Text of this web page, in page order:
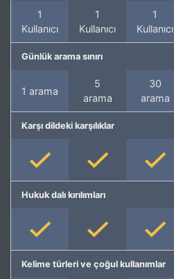
1
Kullanıcı
1
Kullanıcı
1
Kullanıcı
Günlük arama sınırı
1 arama
5
arama
30
arama
Karşı dildeki karşılıklar
Hukuk dalı kırılımları
Kelime türleri ve çoğul kullanımlar